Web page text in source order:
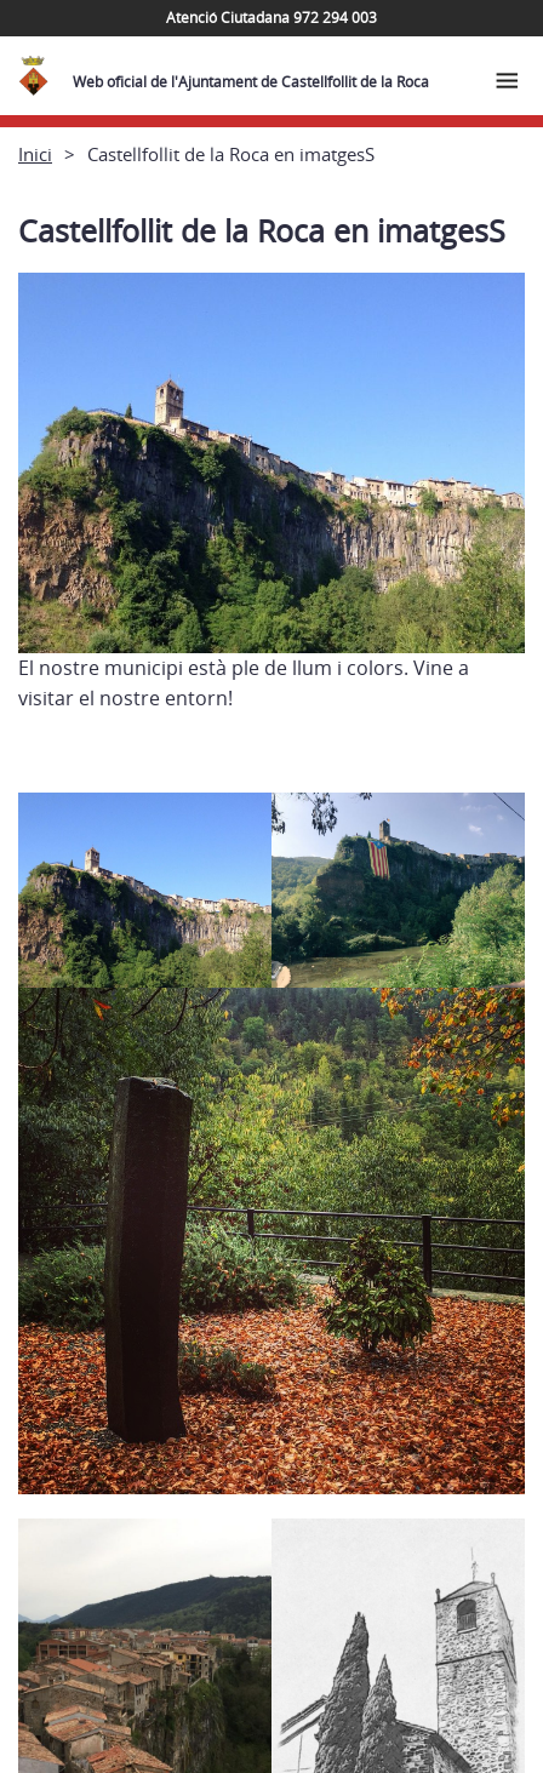
Atenció Ciutadana 972 294 003
Web oficial de l'Ajuntament de Castellfollit de la Roca
Inici Castellfollit de la Roca en imatgesS
Castellfollit de la Roca en imatgesS
El nostre municipi està ple de llum i colors. Vine a
visitar el nostre entorn!